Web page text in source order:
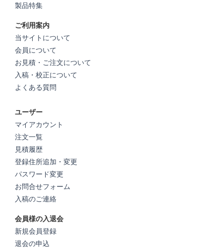
製品特集
ご利用案内
当サイトについて
会員について
お見積・ご注文について
入稿・校正について
よくある質問
ユーザー
マイアカウント
注文一覧
見積履歴
登録住所追加・変更
パスワード変更
お問合せフォーム
入稿のご連絡
会員様の入退会
新規会員登録
退会の申込